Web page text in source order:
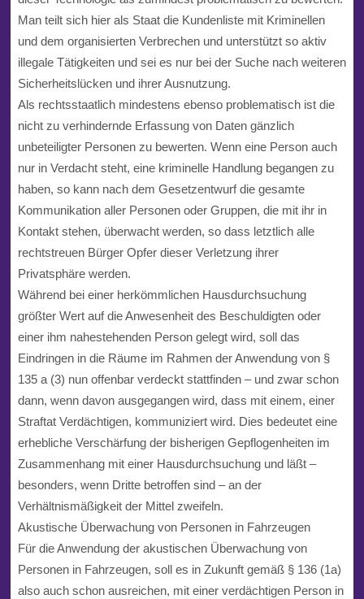
Man teilt sich hier als Staat die Kundenliste mit Kriminellen
und dem organisierten Verbrechen und unterstützt so aktiv
illegale Tätigkeiten und sei es nur bei der Suche nach weiteren
Sicherheitslücken und ihrer Ausnutzung.
Als rechtsstaatlich mindestens ebenso problematisch ist die
nicht zu verhindernde Erfassung von Daten gänzlich
unbeteiligter Personen zu bewerten. Wenn eine Person auch
nur in Verdacht steht, eine kriminelle Handlung begangen zu
haben, so kann nach dem Gesetzentwurf die gesamte
Kommunikation aller Personen oder Gruppen, die mit ihr in
Kontakt stehen, überwacht werden, so dass letztlich alle
rechtstreuen Bürger Opfer dieser Verletzung ihrer
Privatsphäre werden.
Während bei einer herkömmlichen Hausdurchsuchung
größter Wert auf die Anwesenheit des Beschuldigten oder
einer ihm nahestehenden Person gelegt wird, soll das
Eindringen in die Räume im Rahmen der Anwendung von §
135 a (3) nun offenbar verdeckt stattfinden – und zwar schon
dann, wenn davon ausgegangen wird, dass mit einem, einer
Straftat Verdächtigen, kommuniziert wird. Dies bedeutet eine
erhebliche Verschärfung der bisherigen Gepflogenheiten im
Zusammenhang mit einer Hausdurchsuchung und läßt –
besonders, wenn Dritte betroffen sind – an der
Verhältnismäßigkeit der Mittel zweifeln.
Akustische Überwachung von Personen in Fahrzeugen
Für die Anwendung der akustischen Überwachung von
Personen in Fahrzeugen, soll es in Zukunft gemäß § 136 (1a)
also auch schon ausreichen, mit einer verdächtigen Person in